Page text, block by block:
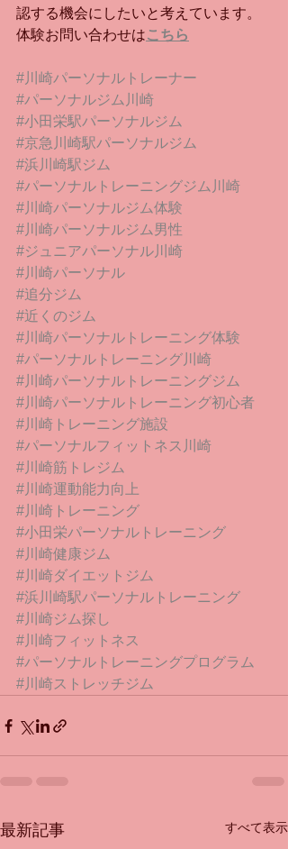
認する機会にしたいと考えています。
体験お問い合わせはこちら
#川崎パーソナルトレーナー
#パーソナルジム川崎
#小田栄駅パーソナルジム
#京急川崎駅パーソナルジム
#浜川崎駅ジム
#パーソナルトレーニングジム川崎
#川崎パーソナルジム体験
#川崎パーソナルジム男性
#ジュニアパーソナル川崎
#川崎パーソナル
#追分ジム
#近くのジム
#川崎パーソナルトレーニング体験
#パーソナルトレーニング川崎
#川崎パーソナルトレーニングジム
#川崎パーソナルトレーニング初心者
#川崎トレーニング施設
#パーソナルフィットネス川崎
#川崎筋トレジム
#川崎運動能力向上
#川崎トレーニング
#小田栄パーソナルトレーニング
#川崎健康ジム
#川崎ダイエットジム
#浜川崎駅パーソナルトレーニング
#川崎ジム探し
#川崎フィットネス
#パーソナルトレーニングプログラム
#川崎ストレッチジム
最新記事 すべて表示